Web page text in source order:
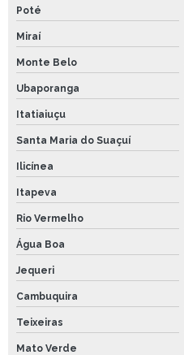
Poté
Miraí
Monte Belo
Ubaporanga
Itatiaiuçu
Santa Maria do Suaçuí
Ilicínea
Itapeva
Rio Vermelho
Água Boa
Jequeri
Cambuquira
Teixeiras
Mato Verde